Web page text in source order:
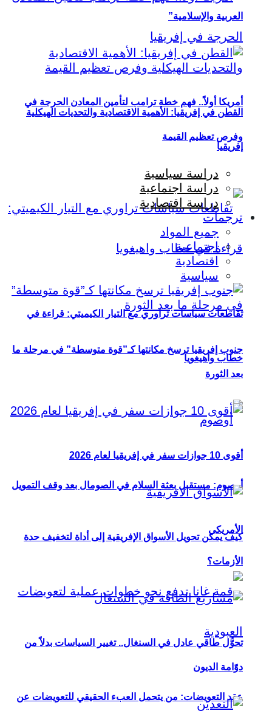
أمريكا أولاً.. فهم خطة ترامب لتأمين المعادن الحرجة في
إفريقيا
تقاطعات سياسات تراوري مع التيار الكيميتي: قراءة في
خطاب واهيغويا
أوصوم: مستقبل بعثة السلام في الصومال بعد وقف التمويل
الأمريكي
عقد التعويضات: من يتحمل العبء الحقيقي للتعويضات عن
العربية والإسلامية”
القطن في إفريقيا: الأهمية الاقتصادية والتحديات الهيكلية
وفرص تعظيم القيمة
دراسة سياسية
دراسة اجتماعية
دراسة اقتصادية
ترجمات
جميع المواد
اجتماعية
اقتصادية
سياسية
جنوب إفريقيا ترسخ مكانتها كـ”قوة متوسطة” في مرحلة ما
بعد الثورة
أقوى 10 جوازات سفر في إفريقيا لعام 2026
كيف يمكن تحويل الأسواق الإفريقية إلى أداة لتخفيف حدة
الأزمات؟
تحوُّل طاقي عادل في السنغال.. تغيير السياسات بدلاً من
دوّامة الديون